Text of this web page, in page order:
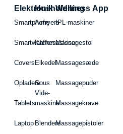
Elektronik
Smartphone
Smartwatches
Covers
Opladere
Tablets
Laptop
Husholdning
Airfryers
Kaffemaskiner
Elkedel
Sous
Vide-
maskine
Blendere
Wellness App
IPL-maskiner
Massagestol
Massagesæde
Massagepuder
Massagekrave
Massagepistoler